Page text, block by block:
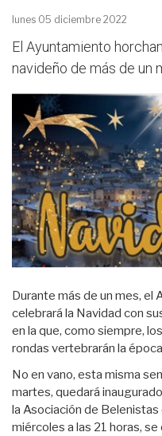
lunes 05 diciembre 2022
El Ayuntamiento
navideño de más de un
Durante más de un mes, el
celebrará la Navidad con
en la que, como siempre,
rondas vertebrarán la
No en vano, esta misma
martes, quedará
la Asociación de Belenistas
miércoles a las 21 horas,